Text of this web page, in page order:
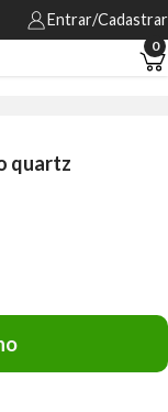
Entrar/Cadastrar
0
quartz